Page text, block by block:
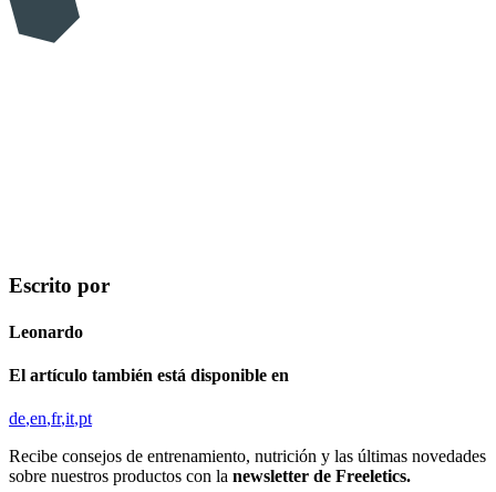
Escrito por
Leonardo
El artículo también está disponible en
de en fr it pt
Recibe consejos de entrenamiento, nutrición y las últimas novedades
sobre nuestros productos con la newsletter de Freeletics.